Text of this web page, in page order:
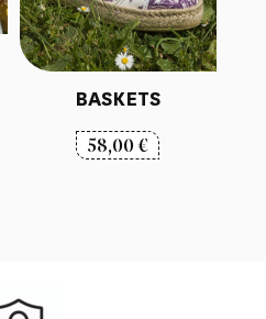
BASKETS
58,00€